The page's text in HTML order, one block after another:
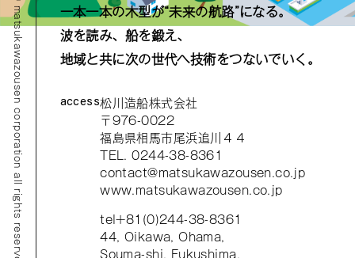
© matsukawazousen corporation all rights reserved.
一本一本の木型が“未来の航路”になる。
波を読み、船を鍛え、
地域と共に次の世代へ技術をつないでいく。
access松川造船株式会社
〒976-0022
福島県相馬市尾浜追川４４
TEL. 0244-38-8361
contact@matsukawazousen.co.jp
www.matsukawazousen.co.jp
tel+81(0)244-38-8361
44, Oikawa, Ohama,
Souma-shi, Fukushima,